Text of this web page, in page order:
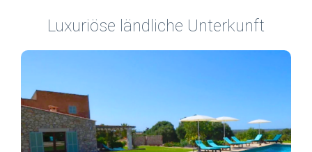
Luxuriöse ländliche Unterkunft